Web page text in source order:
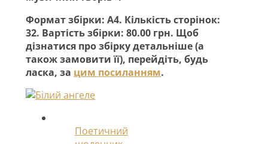
Формат збірки: А4. Кількість сторінок:
32. Вартість збірки: 80.00 грн. Щоб
дізнатися про збірку детальніше (а
також замовити її), перейдіть, будь
ласка, за цим посиланням.
Поетичний